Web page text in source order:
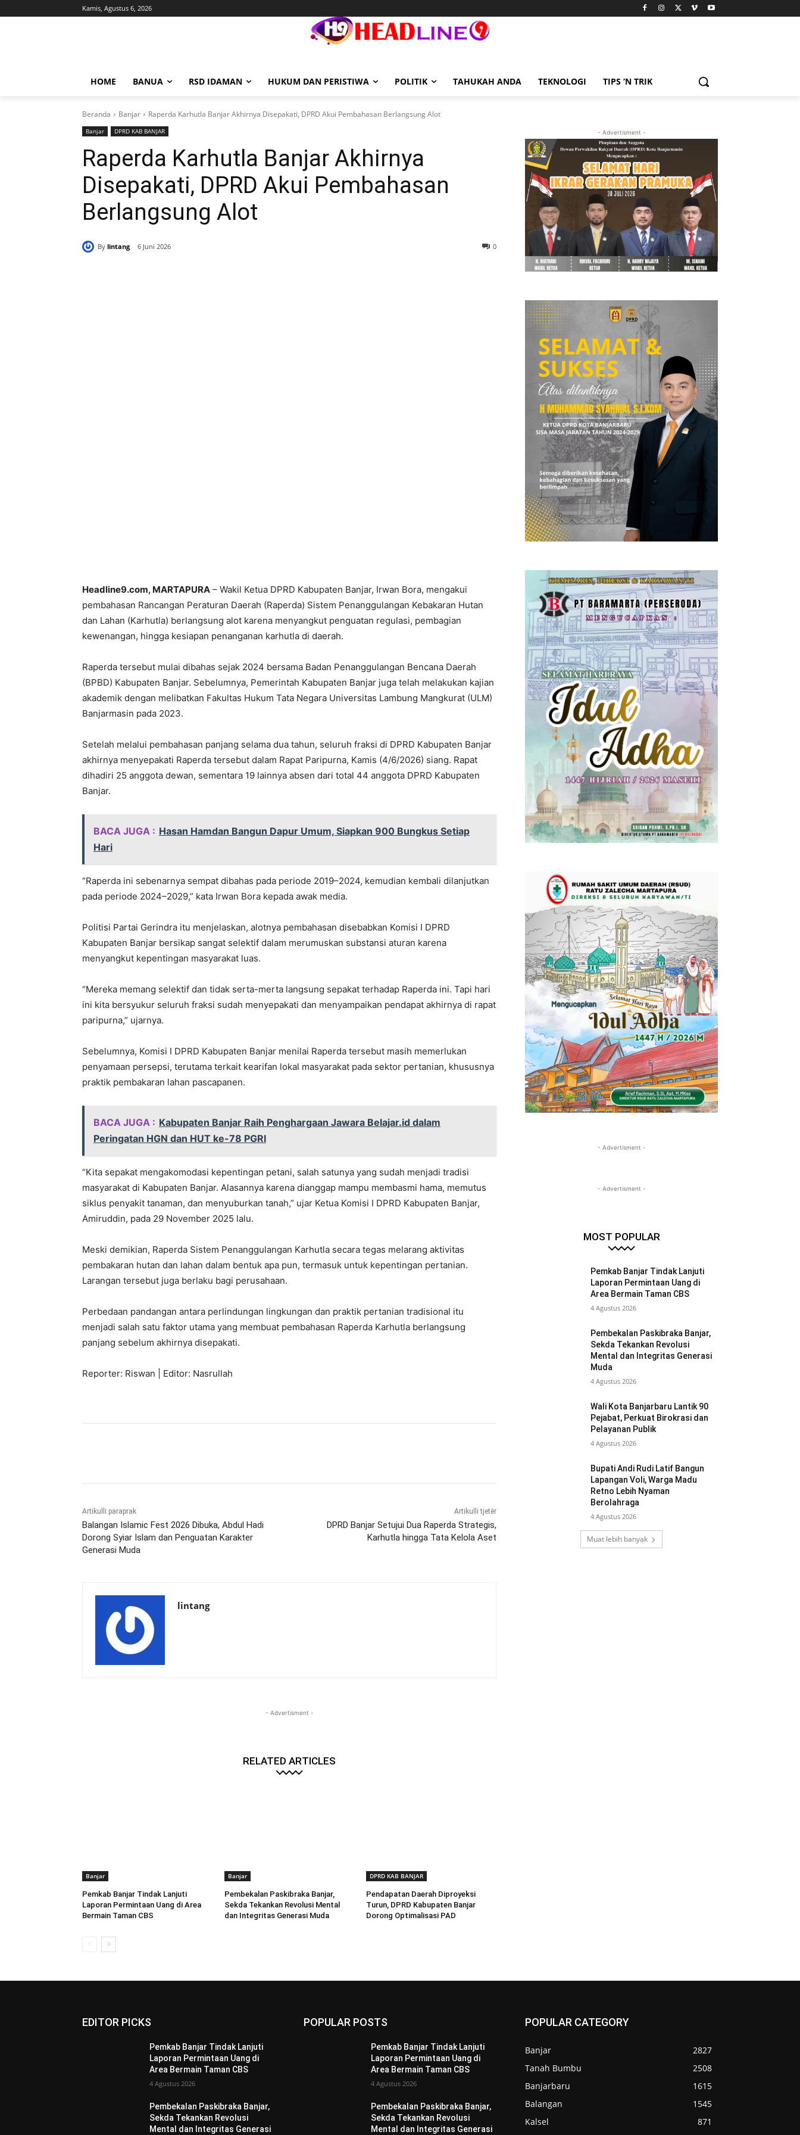
Kamis, Agustus 6, 2026
HOME BANUA RSD IDAMAN HUKUM DAN PERISTIWA POLITIK TAHUKAH ANDA TEKNOLOGI TIPS ‘N TRIK
Beranda Banjar Raperda Karhutla Banjar Akhirnya Disepakati, DPRD Akui Pembahasan Berlangsung Alot
Banjar DPRD KAB BANJAR
Raperda Karhutla Banjar Akhirnya
Disepakati, DPRD Akui Pembahasan
Berlangsung Alot
By lintang 6 Juni 2026 0
Headline9.com, MARTAPURA – Wakil Ketua DPRD Kabupaten Banjar, Irwan Bora, mengakui
pembahasan Rancangan Peraturan Daerah (Raperda) Sistem Penanggulangan Kebakaran Hutan
dan Lahan (Karhutla) berlangsung alot karena menyangkut penguatan regulasi, pembagian
kewenangan, hingga kesiapan penanganan karhutla di daerah.
Raperda tersebut mulai dibahas sejak 2024 bersama Badan Penanggulangan Bencana Daerah
(BPBD) Kabupaten Banjar. Sebelumnya, Pemerintah Kabupaten Banjar juga telah melakukan kajian
akademik dengan melibatkan Fakultas Hukum Tata Negara Universitas Lambung Mangkurat (ULM)
Banjarmasin pada 2023.
Setelah melalui pembahasan panjang selama dua tahun, seluruh fraksi di DPRD Kabupaten Banjar
akhirnya menyepakati Raperda tersebut dalam Rapat Paripurna, Kamis (4/6/2026) siang. Rapat
dihadiri 25 anggota dewan, sementara 19 lainnya absen dari total 44 anggota DPRD Kabupaten
Banjar.
BACA JUGA : Hasan Hamdan Bangun Dapur Umum, Siapkan 900 Bungkus Setiap
Hari
“Raperda ini sebenarnya sempat dibahas pada periode 2019–2024, kemudian kembali dilanjutkan
pada periode 2024–2029,” kata Irwan Bora kepada awak media.
Politisi Partai Gerindra itu menjelaskan, alotnya pembahasan disebabkan Komisi I DPRD
Kabupaten Banjar bersikap sangat selektif dalam merumuskan substansi aturan karena
menyangkut kepentingan masyarakat luas.
“Mereka memang selektif dan tidak serta-merta langsung sepakat terhadap Raperda ini. Tapi hari
ini kita bersyukur seluruh fraksi sudah menyepakati dan menyampaikan pendapat akhirnya di rapat
paripurna,” ujarnya.
Sebelumnya, Komisi I DPRD Kabupaten Banjar menilai Raperda tersebut masih memerlukan
penyamaan persepsi, terutama terkait kearifan lokal masyarakat pada sektor pertanian, khususnya
praktik pembakaran lahan pascapanen.
BACA JUGA : Kabupaten Banjar Raih Penghargaan Jawara Belajar.id dalam
Peringatan HGN dan HUT ke-78 PGRI
“Kita sepakat mengakomodasi kepentingan petani, salah satunya yang sudah menjadi tradisi
masyarakat di Kabupaten Banjar. Alasannya karena dianggap mampu membasmi hama, memutus
siklus penyakit tanaman, dan menyuburkan tanah,” ujar Ketua Komisi I DPRD Kabupaten Banjar,
Amiruddin, pada 29 November 2025 lalu.
Meski demikian, Raperda Sistem Penanggulangan Karhutla secara tegas melarang aktivitas
pembakaran hutan dan lahan dalam bentuk apa pun, termasuk untuk kepentingan pertanian.
Larangan tersebut juga berlaku bagi perusahaan.
Perbedaan pandangan antara perlindungan lingkungan dan praktik pertanian tradisional itu
menjadi salah satu faktor utama yang membuat pembahasan Raperda Karhutla berlangsung
panjang sebelum akhirnya disepakati.
Reporter: Riswan | Editor: Nasrullah
Artikulli paraprak
Balangan Islamic Fest 2026 Dibuka, Abdul Hadi
Dorong Syiar Islam dan Penguatan Karakter
Generasi Muda
Artikulli tjetër
DPRD Banjar Setujui Dua Raperda Strategis,
Karhutla hingga Tata Kelola Aset
lintang
- Advertisment -
RELATED ARTICLES
Banjar
Pemkab Banjar Tindak Lanjuti
Laporan Permintaan Uang di Area
Bermain Taman CBS
Banjar
Pembekalan Paskibraka Banjar,
Sekda Tekankan Revolusi Mental
dan Integritas Generasi Muda
DPRD KAB BANJAR
Pendapatan Daerah Diproyeksi
Turun, DPRD Kabupaten Banjar
Dorong Optimalisasi PAD
- Advertisment -
- Advertisment -
- Advertisment -
MOST POPULAR
Pemkab Banjar Tindak Lanjuti
Laporan Permintaan Uang di
Area Bermain Taman CBS
4 Agustus 2026
Pembekalan Paskibraka Banjar,
Sekda Tekankan Revolusi
Mental dan Integritas Generasi
Muda
4 Agustus 2026
Wali Kota Banjarbaru Lantik 90
Pejabat, Perkuat Birokrasi dan
Pelayanan Publik
4 Agustus 2026
Bupati Andi Rudi Latif Bangun
Lapangan Voli, Warga Madu
Retno Lebih Nyaman
Berolahraga
4 Agustus 2026
Muat lebih banyak
EDITOR PICKS
Pemkab Banjar Tindak Lanjuti
Laporan Permintaan Uang di
Area Bermain Taman CBS
4 Agustus 2026
Pembekalan Paskibraka Banjar,
Sekda Tekankan Revolusi
Mental dan Integritas Generasi
POPULAR POSTS
Pemkab Banjar Tindak Lanjuti
Laporan Permintaan Uang di
Area Bermain Taman CBS
4 Agustus 2026
Pembekalan Paskibraka Banjar,
Sekda Tekankan Revolusi
Mental dan Integritas Generasi
POPULAR CATEGORY
Banjar
2827
Tanah Bumbu
2508
Banjarbaru
1615
Balangan
1545
Kalsel
871